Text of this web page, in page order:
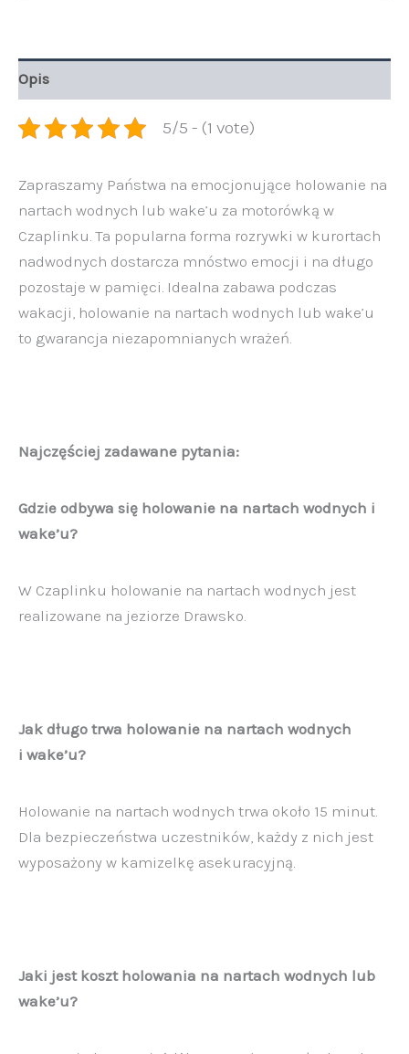
Opis
5/5 - (1 vote)
Zapraszamy Państwa na emocjonujące holowanie na
nartach wodnych lub wake’u za motorówką w
Czaplinku. Ta popularna forma rozrywki w kurortach
nadwodnych dostarcza mnóstwo emocji i na długo
pozostaje w pamięci. Idealna zabawa podczas
wakacji, holowanie na nartach wodnych lub wake’u
to gwarancja niezapomnianych wrażeń.
Najczęściej zadawane pytania:
Gdzie odbywa się holowanie na nartach wodnych i
wake’u?
W Czaplinku holowanie na nartach wodnych jest
realizowane na jeziorze Drawsko.
Jak długo trwa holowanie na nartach wodnych
i wake’u?
Holowanie na nartach wodnych trwa około 15 minut.
Dla bezpieczeństwa uczestników, każdy z nich jest
wyposażony w kamizelkę asekuracyjną.
Jaki jest koszt holowania na nartach wodnych lub
wake’u?